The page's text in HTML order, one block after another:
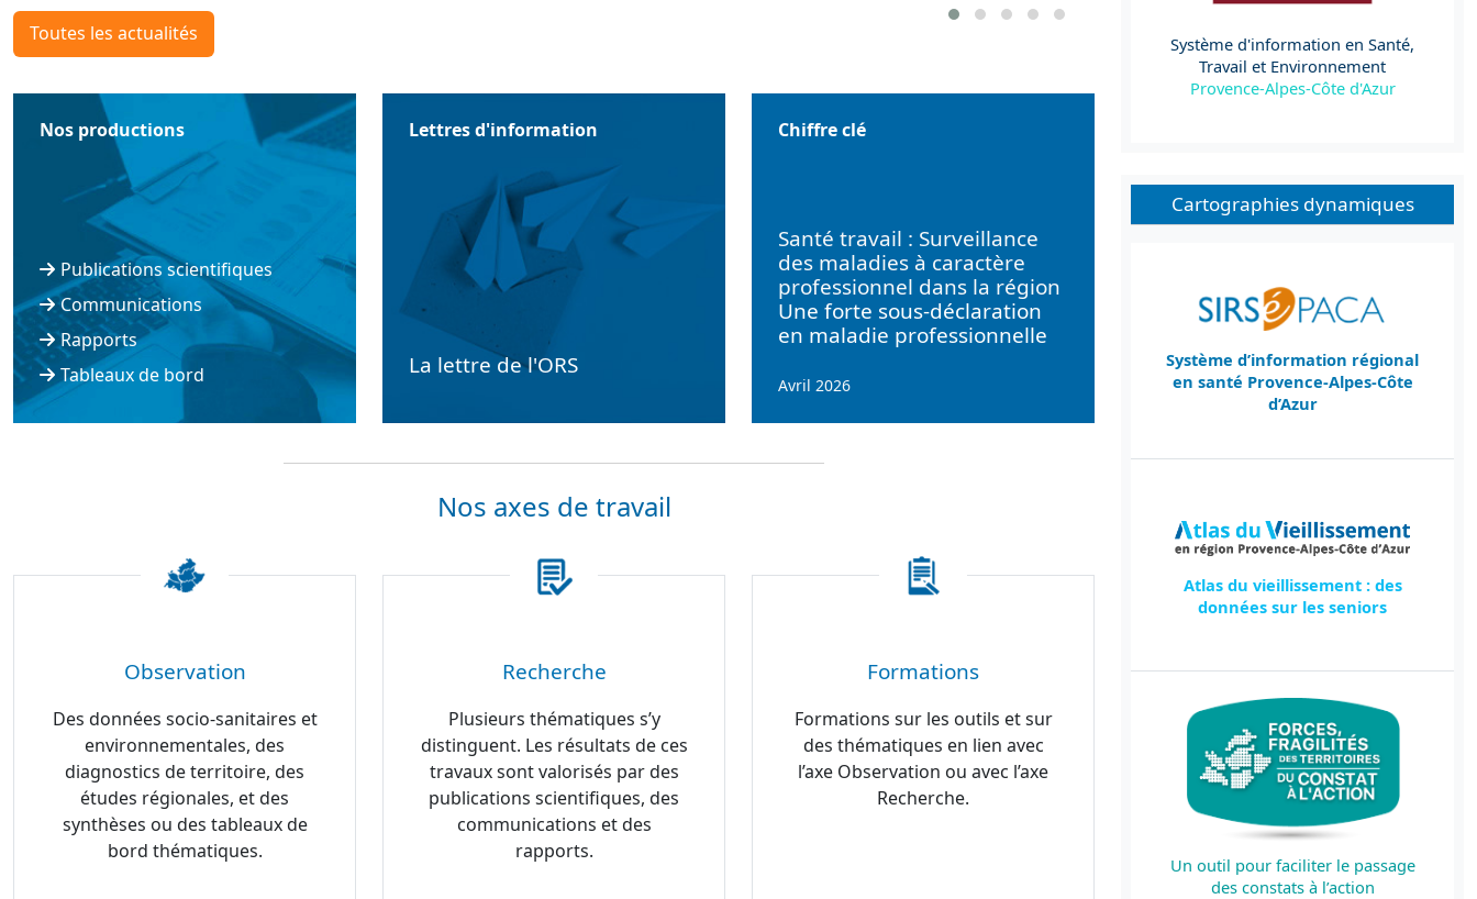
Toutes les actualités
Nos productions
Publications scientifiques
Communications
Rapports
Tableaux de bord
Lettres d'information
La lettre de l'ORS
Chiffre clé
Santé travail : Surveillance
des maladies à caractère
professionnel dans la région
Une forte sous-déclaration
en maladie professionnelle
Avril 2026
Nos axes de travail
Observation
Des données socio-sanitaires et
environnementales, des
diagnostics de territoire, des
études régionales, et des
synthèses ou des tableaux de
bord thématiques.
Recherche
Plusieurs thématiques s’y
distinguent. Les résultats de ces
travaux sont valorisés par des
publications scientifiques, des
communications et des
rapports.
Formations
Formations sur les outils et sur
des thématiques en lien avec
l’axe Observation ou avec l’axe
Recherche.
Système d'information en Santé,
Travail et Environnement
Provence-Alpes-Côte d'Azur
Cartographies dynamiques
Système d’information régional
en santé Provence-Alpes-Côte
d’Azur
Atlas du vieillissement : des
données sur les seniors
Un outil pour faciliter le passage
des constats à l’action